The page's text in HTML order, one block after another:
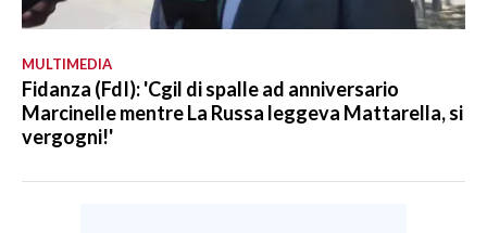
MULTIMEDIA
Fidanza (FdI): 'Cgil di spalle ad anniversario
Marcinelle mentre La Russa leggeva Mattarella, si
vergogni!'